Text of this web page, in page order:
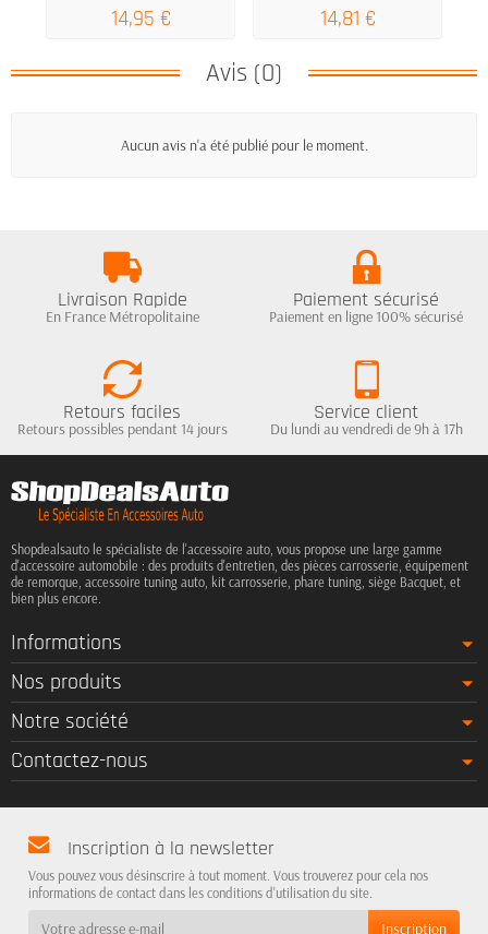
14,95 € 14,81 €
Avis (0)
Aucun avis n'a été publié pour le moment.
Livraison Rapide
En France Métropolitaine
Paiement sécurisé
Paiement en ligne 100% sécurisé
Retours faciles
Retours possibles pendant 14 jours
Service client
Du lundi au vendredi de 9h à 17h
Shopdealsauto le spécialiste de l'accessoire auto, vous propose une large gamme
d'accessoire automobile : des produits d'entretien, des pièces carrosserie, équipement
de remorque, accessoire tuning auto, kit carrosserie, phare tuning, siège Bacquet, et
bien plus encore.
Informations
Nos produits
Notre société
Contactez-nous
Inscription à la newsletter
Vous pouvez vous désinscrire à tout moment. Vous trouverez pour cela nos
informations de contact dans les conditions d'utilisation du site.